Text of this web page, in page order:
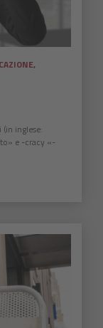
,
inglese:
e -cracy «-